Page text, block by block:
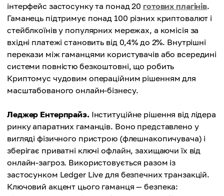
інтерфейс застосунку та понад 20готових плагінів.
Гаманець підтримує понад 100 різних криптовалют і
стейблкоїнів у популярних мережах, а комісія за
вхідні платежі становить від 0,4% до 2%. Внутрішні
перекази між гаманцями користувачів або всередині
системи повністю безкоштовні, що робить
Криптомус чудовим операційним рішенням для
масштабованого онлайн-бізнесу.
Леджер Ентерпрайз. Інституційне рішення від лідера
ринку апаратних гаманців. Воно представлено у
вигляді фізичного пристрою (флешнакопичувача) і
зберігає приватні ключі офлайн, захищаючи їх від
онлайн-загроз. Використовується разом із
застосунком Ledger Live для безпечних транзакцій.
Ключовий акцент цього гаманця — безпека: